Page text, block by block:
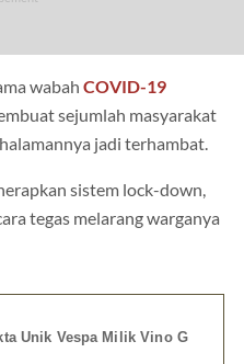
wabah COVID-19
sejumlah masyarakat
jadi terhambat.
sistem lock-down,
tegas melarang warganya
Unik Vespa Milik Vino G